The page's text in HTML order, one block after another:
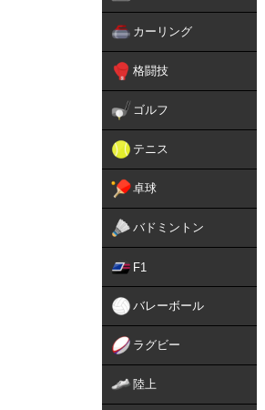
カーリング
格闘技
ゴルフ
テニス
卓球
バドミントン
F1
バレーボール
ラグビー
陸上